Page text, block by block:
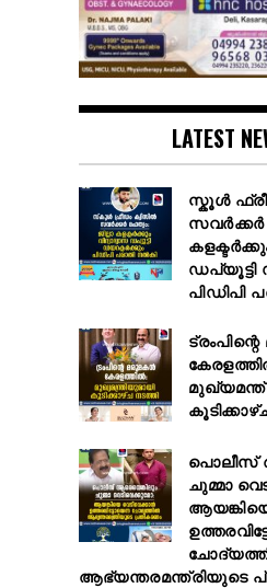
LATEST
സ്കൂള്‍
സവര്‍ക്കര്‍
ഡപ്യൂട്ടി
പിഡിപി
പൊലീസ്
ചുമ്മാ
ആഭ്യന്തരമന്ത്രിയുടെ